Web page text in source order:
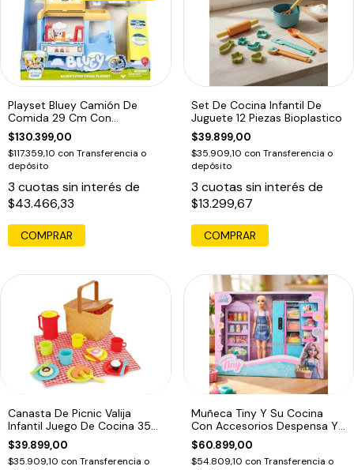
Playset Bluey Camión De
Comida 29 Cm Con
Accesorios
$130.399,00
$117.359,10 con Transferencia o
depósito
3 cuotas sin interés de
$43.466,33
COMPRAR
Set De Cocina Infantil De
Juguete 12 Piezas Bioplastico
$39.899,00
$35.909,10 con Transferencia o
depósito
3 cuotas sin interés de
$13.299,67
COMPRAR
Canasta De Picnic Valija
Infantil Juego De Cocina 35
Piezas
$39.899,00
$35.909,10 con Transferencia o
Muñeca Tiny Y Su Cocina
Con Accesorios Despensa Y
Heladera
$60.899,00
$54.809,10 con Transferencia o